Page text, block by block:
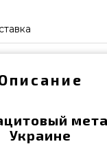
Украине